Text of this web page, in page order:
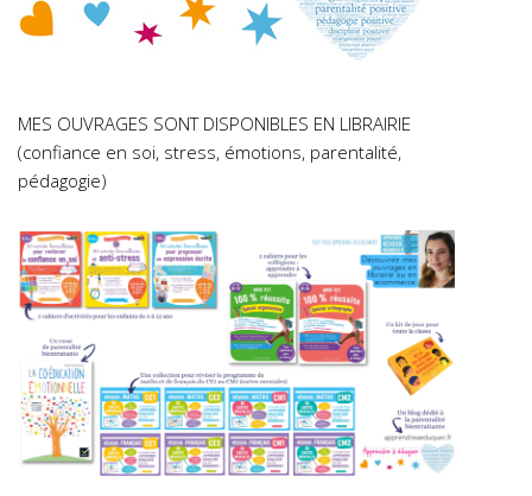
MES OUVRAGES SONT DISPONIBLES EN LIBRAIRIE
(confiance en soi, stress, émotions, parentalité,
pédagogie)